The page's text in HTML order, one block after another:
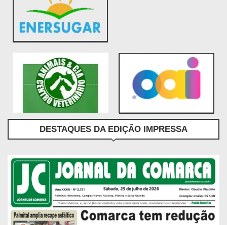
DESTAQUES DA EDIÇÃO IMPRESSA